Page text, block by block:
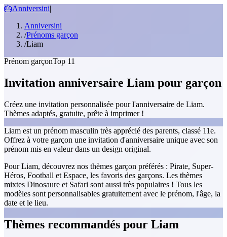
🎂Anniversini|
Anniversini
/Prénoms garçon
/Liam
Prénom garçonTop 11
Invitation anniversaire Liam pour garçon
Créez une invitation personnalisée pour l'anniversaire de Liam.
Thèmes adaptés, gratuite, prête à imprimer !
Liam est un prénom masculin très apprécié des parents, classé 11e.
Offrez à votre garçon une invitation d'anniversaire unique avec son
prénom mis en valeur dans un design original.
Pour Liam, découvrez nos thèmes garçon préférés : Pirate, Super-
Héros, Football et Espace, les favoris des garçons. Les thèmes
mixtes Dinosaure et Safari sont aussi très populaires ! Tous les
modèles sont personnalisables gratuitement avec le prénom, l'âge, la
date et le lieu.
Thèmes recommandés pour Liam